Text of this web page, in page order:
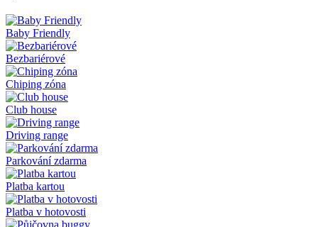
Baby Friendly
Bezbariérové
Chiping zóna
Club house
Driving range
Parkování zdarma
Platba kartou
Platba v hotovosti